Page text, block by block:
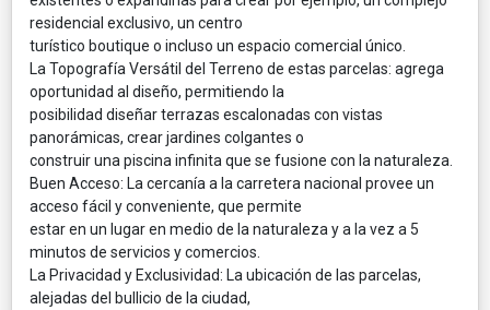
residencial exclusivo, un centro
turístico boutique o incluso un espacio comercial único.
La Topografía Versátil del Terreno de estas parcelas: agrega
oportunidad al diseño, permitiendo la
posibilidad diseñar terrazas escalonadas con vistas
panorámicas, crear jardines colgantes o
construir una piscina infinita que se fusione con la naturaleza.
Buen Acceso: La cercanía a la carretera nacional provee un
acceso fácil y conveniente, que permite
estar en un lugar en medio de la naturaleza y a la vez a 5
minutos de servicios y comercios.
La Privacidad y Exclusividad: La ubicación de las parcelas,
alejadas del bullicio de la ciudad,